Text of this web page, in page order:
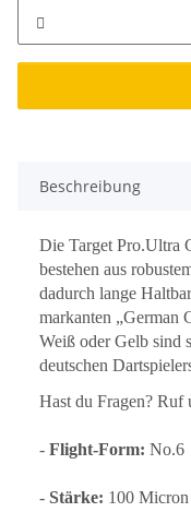
Beschreibung
Die Target Pro.Ultra
bestehen aus
dadurch lange
markanten „German
Weiß oder Gelb sind
deutschen
Hast du Fragen? Ruf
- Flight-Form: No.6
- Stärke: 100 Micron